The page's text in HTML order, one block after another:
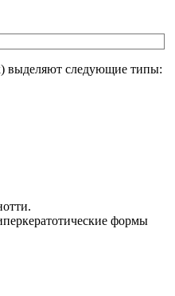
выделяют следующие типы:
формы